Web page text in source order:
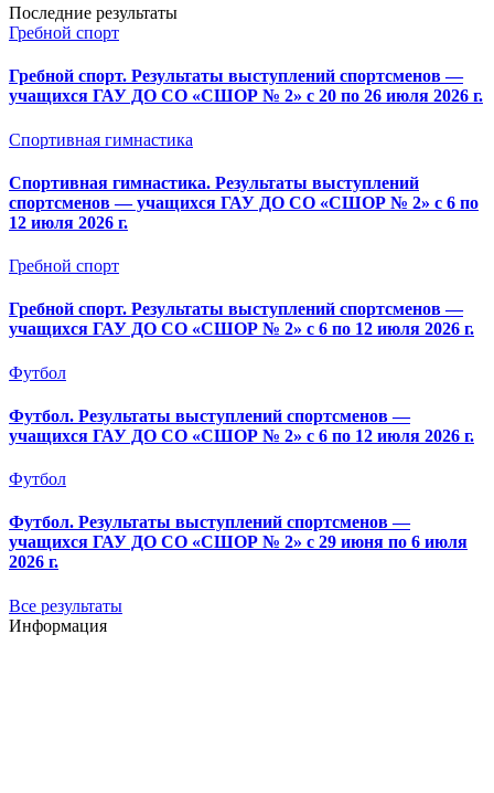
Последние результаты
Гребной спорт
Гребной спорт. Результаты выступлений спортсменов —
учащихся ГАУ ДО СО «СШОР № 2» с 20 по 26 июля 2026 г.
Спортивная гимнастика
Спортивная гимнастика. Результаты выступлений
спортсменов — учащихся ГАУ ДО СО «СШОР № 2» с 6 по
12 июля 2026 г.
Гребной спорт
Гребной спорт. Результаты выступлений спортсменов —
учащихся ГАУ ДО СО «СШОР № 2» с 6 по 12 июля 2026 г.
Футбол
Футбол. Результаты выступлений спортсменов —
учащихся ГАУ ДО СО «СШОР № 2» с 6 по 12 июля 2026 г.
Футбол
Футбол. Результаты выступлений спортсменов —
учащихся ГАУ ДО СО «СШОР № 2» с 29 июня по 6 июля
2026 г.
Все результаты
Информация